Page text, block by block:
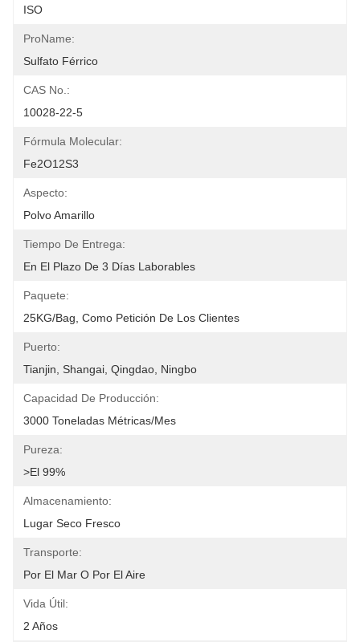
ISO
ProName:
Sulfato Férrico
CAS No.:
10028-22-5
Fórmula Molecular:
Fe2O12S3
Aspecto:
Polvo Amarillo
Tiempo De Entrega:
En El Plazo De 3 Días Laborables
Paquete:
25KG/Bag, Como Petición De Los Clientes
Puerto:
Tianjin, Shangai, Qingdao, Ningbo
Capacidad De Producción:
3000 Toneladas Métricas/mes
Pureza:
>el 99%
Almacenamiento:
Lugar Seco Fresco
Transporte:
Por El Mar O Por El Aire
Vida Útil:
2 Años